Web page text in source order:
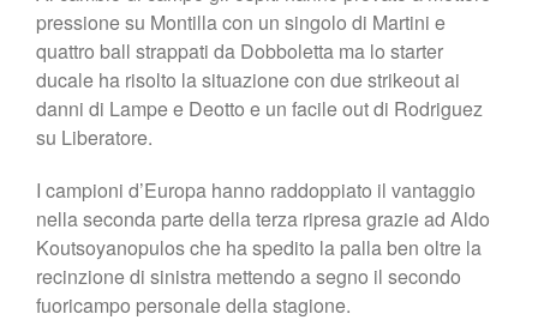
pressione su Montilla con un singolo di Martini e
quattro ball strappati da Dobboletta ma lo starter
ducale ha risolto la situazione con due strikeout ai
danni di Lampe e Deotto e un facile out di Rodriguez
su Liberatore.
I campioni d’Europa hanno raddoppiato il vantaggio
nella seconda parte della terza ripresa grazie ad Aldo
Koutsoyanopulos che ha spedito la palla ben oltre la
recinzione di sinistra mettendo a segno il secondo
fuoricampo personale della stagione.